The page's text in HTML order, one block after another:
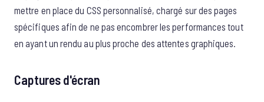
mettre en place du CSS personnalisé, chargé sur des pages
spécifiques afin de ne pas encombrer les performances tout
en ayant un rendu au plus proche des attentes graphiques.
Captures d'écran